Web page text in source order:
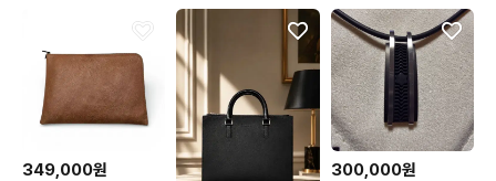
349,000원 300,000원